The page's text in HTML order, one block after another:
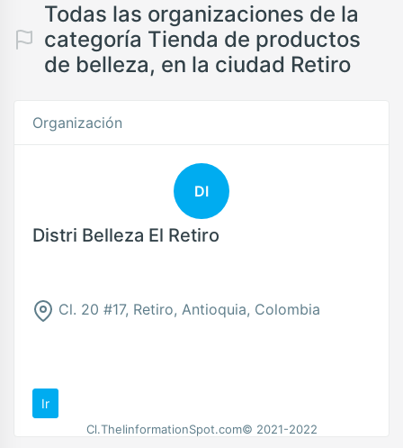
Todas las organizaciones de la
categoría Tienda de productos
de belleza, en la ciudad Retiro
Organización
DI
Distri Belleza El Retiro
Cl. 20 #17, Retiro, Antioquia, Colombia
Ir
Cl.TheIinformationSpot.com© 2021-2022